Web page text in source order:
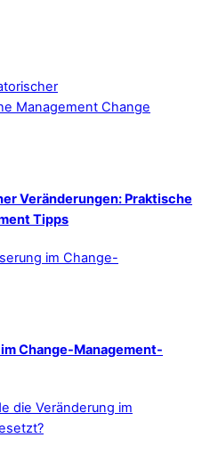
Veränderungen: Praktische
Tipps
Change-Management-